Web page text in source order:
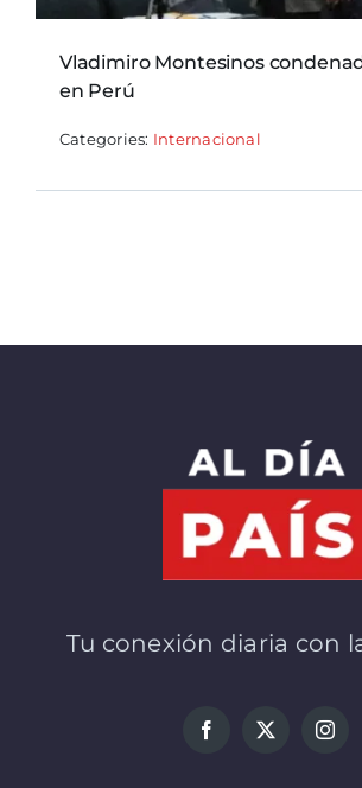
Vladimiro Montesinos
en Perú
Categories: Internacional
Tu conexión diaria con